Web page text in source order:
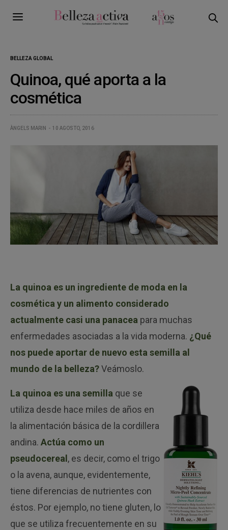
BELLEZA GLOBAL
Quinoa, qué aporta a la
cosmética
ÀNGELS MARIN 10 AGOSTO, 2016
La quinoa es un ingrediente de moda en la
cosmética y un alimento considerado
actualmente casi una panacea para muchas
enfermedades asociadas a la vida moderna. ¿Qué
nos puede aportar de nuevo esta semilla al
mundo de la belleza?Veámoslo.
La quinoa es una semilla que se
utiliza desde hace miles de años en
la alimentación básica de la cordillera
andina.Actúa como un
pseudocereal , es decir, como el trigo
o la avena, aunque, evidentemente,
tiene diferencias de nutrientes con
éstos. Por ejemplo, no tiene gluten, lo
que se utiliza frecuentemente en su